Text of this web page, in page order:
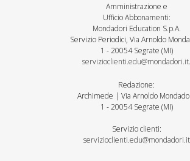
Amministrazione e
Ufficio Abbonamenti:
Mondadori Education S.p.A.
Servizio Periodici, Via Arnoldo
1 - 20054 Segrate (MI)
servizioclienti.edu@mondadori.it.
Redazione:
Archimede | Via Arnoldo
1 - 20054 Segrate (MI)
Servizio clienti:
servizioclienti.edu@mondadori.it